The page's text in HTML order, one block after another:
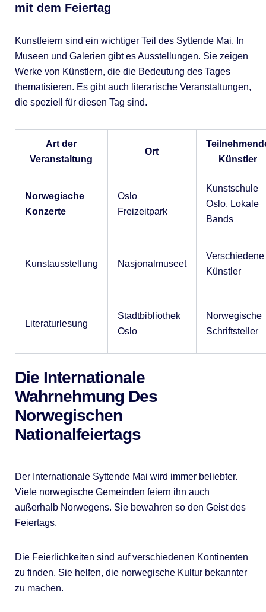
mit dem Feiertag
Kunstfeiern sind ein wichtiger Teil des Syttende Mai. In
Museen und Galerien gibt es Ausstellungen. Sie zeigen
Werke von Künstlern, die die Bedeutung des Tages
thematisieren. Es gibt auch literarische Veranstaltungen,
die speziell für diesen Tag sind.
Art der
Veranstaltung
Ort
Künstler
Norwegische
Konzerte
Oslo
Freizeitpark
Kunstschule
Oslo, Lokale
Bands
Kunstausstellung Nasjonalmuseet
Verschiedene
Künstler
Literaturlesung
Stadtbibliothek
Oslo
Norwegische
Schriftsteller
Die Internationale
Wahrnehmung Des
Norwegischen
Nationalfeiertags
Der Internationale Syttende Mai wird immer beliebter.
Viele norwegische Gemeinden feiern ihn auch
außerhalb Norwegens. Sie bewahren so den Geist des
Feiertags.
Die Feierlichkeiten sind auf verschiedenen Kontinenten
zu finden. Sie helfen, die norwegische Kultur bekannter
zu machen.